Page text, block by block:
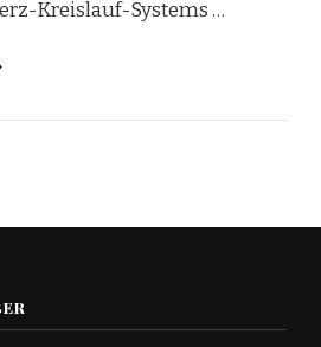
Kreislauf-Systems …